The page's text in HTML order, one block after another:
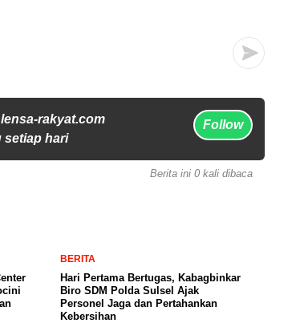
rakyat.com
setiap hari
Follow
Berita ini 0 kali dibaca
BERITA
Hari Pertama Bertugas, Kabagbinkar
Biro SDM Polda Sulsel Ajak
Personel Jaga dan Pertahankan
Kebersihan